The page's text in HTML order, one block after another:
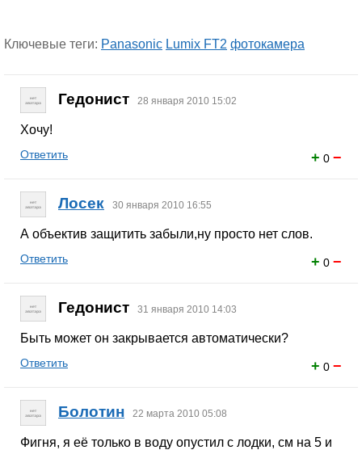
Ключевые теги: Panasonic Lumix FT2 фотокамера
Гедонист 28 января 2010 15:02
Хочу!
+ 0 −
Ответить
Лосек 30 января 2010 16:55
А объектив защитить забыли,ну просто нет слов.
+ 0 −
Ответить
Гедонист 31 января 2010 14:03
Быть может он закрывается автоматически?
+ 0 −
Ответить
Болотин 22 марта 2010 05:08
Фигня, я её только в воду опустил с лодки, см на 5 и